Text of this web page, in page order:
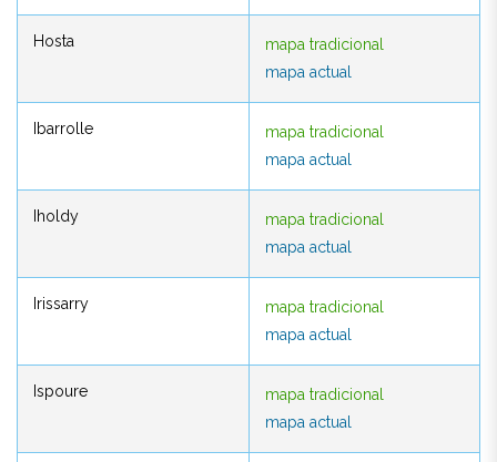
Hosta
mapa tradicional
mapa actual
Ibarrolle
mapa tradicional
mapa actual
Iholdy
mapa tradicional
mapa actual
Irissarry
mapa tradicional
mapa actual
Ispoure
mapa tradicional
mapa actual
mapa actual
mapa actual
mapa actual
mapa actual
mapa actual